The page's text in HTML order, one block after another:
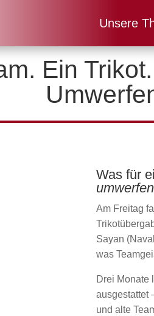
Unsere
Ein
Was für
Am Freitag
Sayan
was
Drei Monate
ausgestattet
und alte